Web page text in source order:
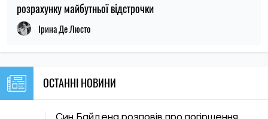
15:00
09.08.26
Скільки потрібно щодня гуляти з
собакою: вчені визначили тривалість
прогулянок для здоров’я та щастя
14:30
09.08.26
вентилятором не завжди безпечно: кому